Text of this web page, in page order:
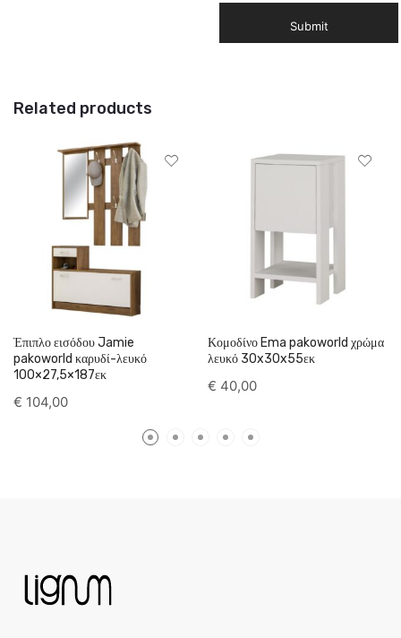
Related products
Έπιπλο εισόδου Jamie
pakoworld καρυδί-λευκό
100×27,5×187εκ
€ 104,00
Κομοδίνο Ema pakoworld χρώμα
λευκό 30x30x55εκ
€ 40,00